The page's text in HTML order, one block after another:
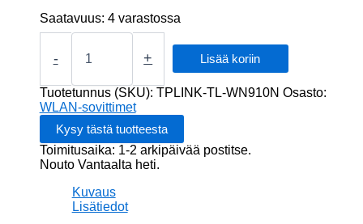
Saatavuus: 4 varastossa
-
3-
antenna
2T3R
määrä
+ Lisää koriin
Tuotetunnus (SKU): TPLINK-TL-WN910N Osasto:
WLAN-sovittimet
Toimitusaika: 1-2 arkipäivää postitse.
Nouto Vantaalta heti.
Kuvaus
Lisätiedot